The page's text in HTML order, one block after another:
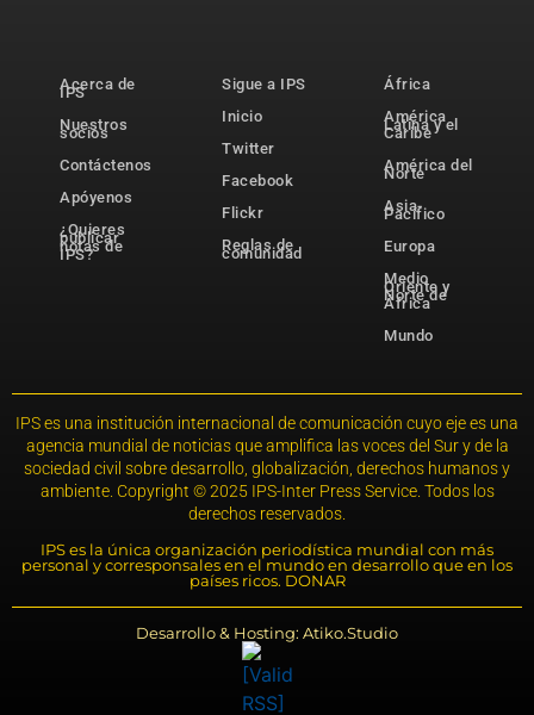
Acerca de
IPS
Nuestros
socios
Contáctenos
Apóyenos
¿Quieres
publicar
notas de
IPS?
Sigue a IPS
Inicio
Twitter
Facebook
Flickr
Reglas de
comunidad
África
América
Latina y el
Caribe
América del
Norte
Asia-
Pacífico
Europa
Medio
Oriente y
Norte de
África
Mundo
IPS es una institución internacional de comunicación cuyo eje es una
agencia mundial de noticias que amplifica las voces del Sur y de la
sociedad civil sobre desarrollo, globalización, derechos humanos y
ambiente. Copyright © 2025 IPS-Inter Press Service. Todos los
derechos reservados.
IPS es la única organización periodística mundial con más
personal y corresponsales en el mundo en desarrollo que en los
países ricos. DONAR
Desarrollo & Hosting: Atiko.Studio